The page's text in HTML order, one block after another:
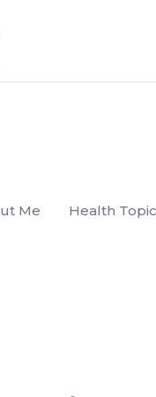
Me Health